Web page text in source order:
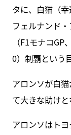
タに、白猫（幸
フェルナンド
（F1モナコ
0）制覇という
アロンソが白
て大きな助けと
アロンソはト